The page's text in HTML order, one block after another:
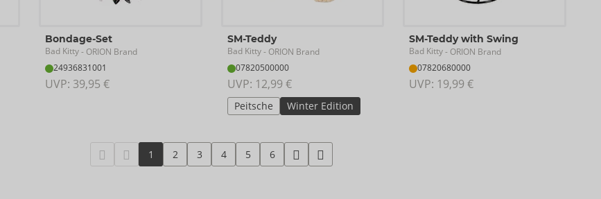
Bondage-Set
Bad Kitty- ORION Brand
24936831001
UVP: 39,95 €
SM-Teddy
Bad Kitty- ORION Brand
07820500000
UVP: 12,99 €
Peitsche Winter Edition
SM-Teddy with Swing
Bad Kitty- ORION Brand
07820680000
UVP: 19,99 €
1 2 3 4 5 6